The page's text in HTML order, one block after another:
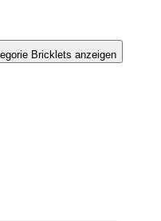
Bricklets anzeigen